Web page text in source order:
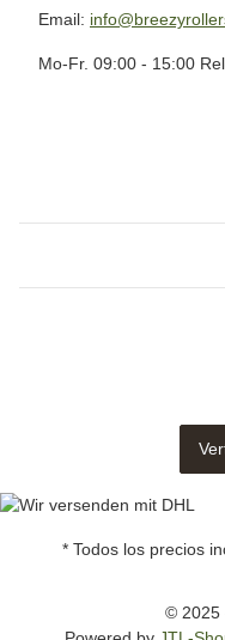
Email:
Mo-Fr. 09:00 - 15:00
* Todos los precios
© 2025